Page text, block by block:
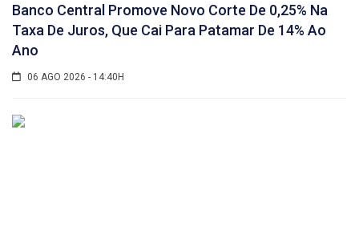
Banco Central Promove Novo Corte De 0,25% Na
Taxa De Juros, Que Cai Para Patamar De 14% Ao
Ano
06 AGO 2026 - 14:40H